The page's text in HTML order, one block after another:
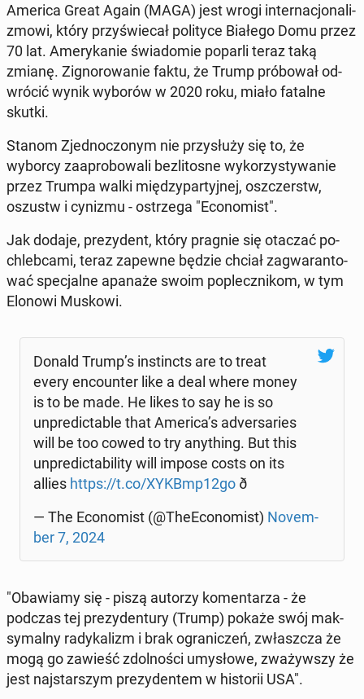
America Great Again (MAGA) jest wrogi in­ter­na­cjo­na­li­
zmo­wi, który przy­świe­cał po­li­ty­ce Białego Domu przez
70 lat. Ame­ry­ka­nie świa­do­mie poparli teraz taką
zmianę. Zi­gno­ro­wa­nie faktu, że Trump pró­bo­wał od­
wró­cić wynik wyborów w 2020 roku, miało fatalne
skutki.
Stanom Zjed­no­czo­nym nie przy­słu­ży się to, że
wyborcy za­apro­bo­wa­li bez­li­to­sne wy­ko­rzy­sty­wa­nie
przez Trumpa walki mię­dzy­par­tyj­nej, oszczerstw,
oszustw i cynizmu - ostrze­ga "Eco­no­mist".
Jak dodaje, pre­zy­dent, który pragnie się otaczać po­
chleb­ca­mi, teraz zapewne będzie chciał za­gwa­ran­to­
wać spe­cjal­ne apanaże swoim po­plecz­ni­kom, w tym
Elonowi Muskowi.
Donald Trump’s in­stincts are to treat
every en­co­un­ter like a deal where money
is to be made. He likes to say he is so
unpre­dic­ta­ble that America’s ad­ver­sa­ries
will be too cowed to try any­thing. But this
unpre­dic­ta­bi­li­ty will impose costs on its
allies https://t.co/XYKBmp12go ð
— The Eco­no­mist (@The­Eco­no­mist) No­vem­
ber 7, 2024
"Oba­wia­my się - piszą autorzy ko­men­ta­rza - że
podczas tej pre­zy­den­tu­ry (Trump) pokaże swój mak­
sy­mal­ny ra­dy­ka­lizm i brak ogra­ni­czeń, zwłasz­cza że
mogą go zawieść zdol­no­ści umy­sło­we, zwa­żyw­szy że
jest naj­star­szym pre­zy­den­tem w hi­sto­rii USA".